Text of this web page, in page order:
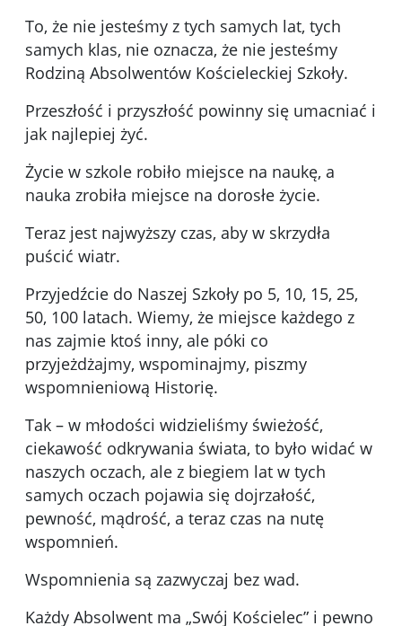
To, że nie jesteśmy z tych samych lat, tych
samych klas, nie oznacza, że nie jesteśmy
Rodziną Absolwentów Kościeleckiej Szkoły.
Przeszłość i przyszłość powinny się umacniać i
jak najlepiej żyć.
Życie w szkole robiło miejsce na naukę, a
nauka zrobiła miejsce na dorosłe życie.
Teraz jest najwyższy czas, aby w skrzydła
puścić wiatr.
Przyjedźcie do Naszej Szkoły po 5, 10, 15, 25,
50, 100 latach. Wiemy, że miejsce każdego z
nas zajmie ktoś inny, ale póki co
przyjeżdżajmy, wspominajmy, piszmy
wspomnieniową Historię.
Tak – w młodości widzieliśmy świeżość,
ciekawość odkrywania świata, to było widać w
naszych oczach, ale z biegiem lat w tych
samych oczach pojawia się dojrzałość,
pewność, mądrość, a teraz czas na nutę
wspomnień.
Wspomnienia są zazwyczaj bez wad.
Każdy Absolwent ma „Swój Kościelec” i pewno